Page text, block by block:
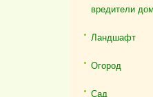
вредители
Ландшафт
Огород
Сад